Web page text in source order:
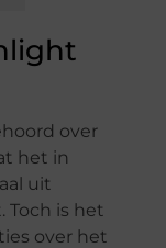
over
het in
uit
is het
over het